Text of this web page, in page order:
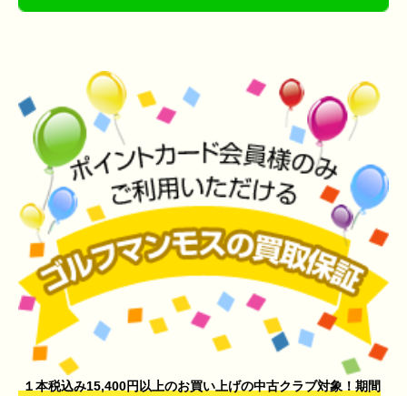
１本税込み15,400円以上のお買い上げの中古クラブ対象！期間